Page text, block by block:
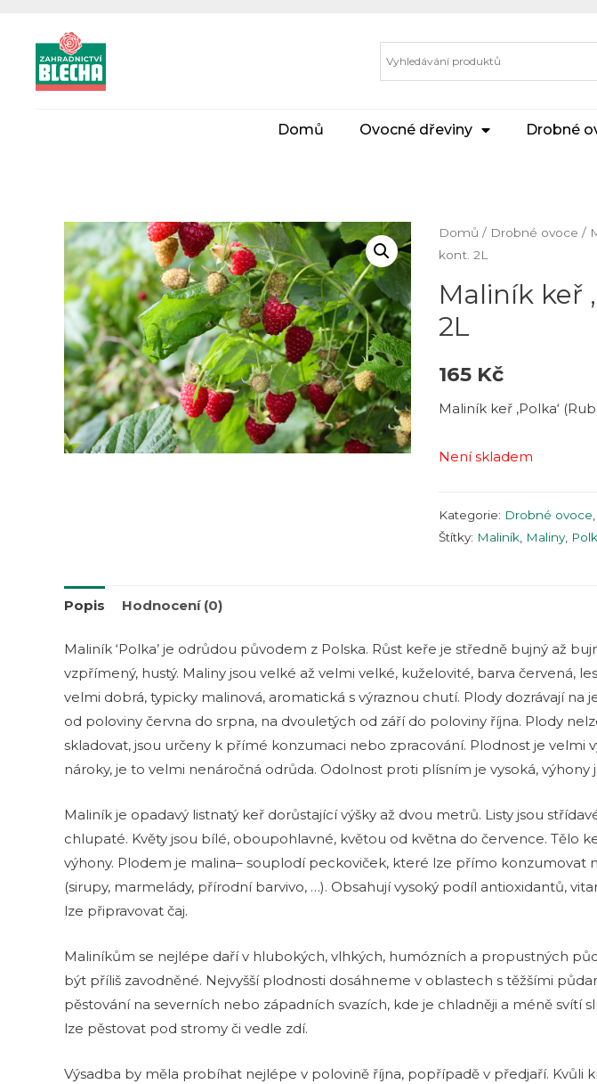
Domů Ovocné dřeviny Drobné
Domů / Drobné ovoce /
kont. 2L
Maliník keř
2L
165 Kč
Maliník keř ‚Polka‘
Není skladem
Kategorie: Drobné ovoce,
Štítky: Maliník, Maliny,
Popis Hodnocení (0)
Maliník ‘Polka’ je odrůdou původem z Polska. Růst keře je středně bujný až
vzpřímený, hustý. Maliny jsou velké až velmi velké, kuželovité, barva červená,
velmi dobrá, typicky malinová, aromatická s výraznou chutí. Plody dozrávají na
od poloviny června do srpna, na dvouletých od září do poloviny října. Plody
skladovat, jsou určeny k přímé konzumaci nebo zpracování. Plodnost je velmi
nároky, je to velmi nenáročná odrůda. Odolnost proti plísním je vysoká,
Maliník je opadavý listnatý keř dorůstající výšky až dvou metrů. Listy jsou
chlupaté. Květy jsou bílé, oboupohlavné, květou od května do července. Tělo
výhony. Plodem je malina– souplodí peckoviček, které lze přímo konzumovat
(sirupy, marmelády, přírodní barvivo, …). Obsahují vysoký podíl antioxidantů,
lze připravovat čaj.
Maliníkům se nejlépe daří v hlubokých, vlhkých, humózních a propustných
být příliš zavodněné. Nejvyšší plodnosti dosáhneme v oblastech s těžšími
pěstování na severních nebo západních svazích, kde je chladněji a méně svítí
lze pěstovat pod stromy či vedle zdí.
Výsadba by měla probíhat nejlépe v polovině října, popřípadě v předjaří. Kvůli